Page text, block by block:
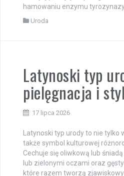
hamowaniu enzymu tyrozynazy,
Uroda
Latynoski typ
pielęgnacja i
17 lipca 2026
Latynoski typ urody to nie
także symbol kulturowej
Cechuje się oliwkową lub
lub zielonymi oczami oraz
które razem tworzą